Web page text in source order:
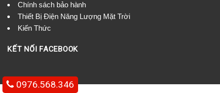
Chính sách bảo hành
Thiết Bị Điện Năng Lượng Mặt Trời
Kiến Thức
KẾT NỐI FACEBOOK
0976.568.346